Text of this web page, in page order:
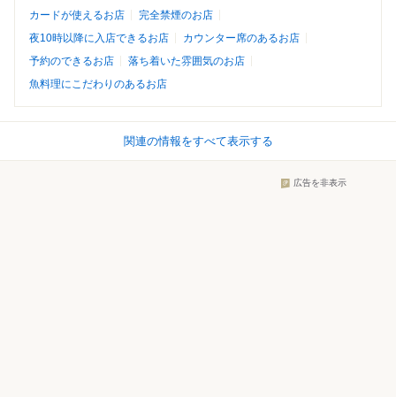
カードが使えるお店
完全禁煙のお店
夜10時以降に入店できるお店
カウンター席のあるお店
予約のできるお店
落ち着いた雰囲気のお店
魚料理にこだわりのあるお店
関連の情報をすべて表示する
広告を非表示